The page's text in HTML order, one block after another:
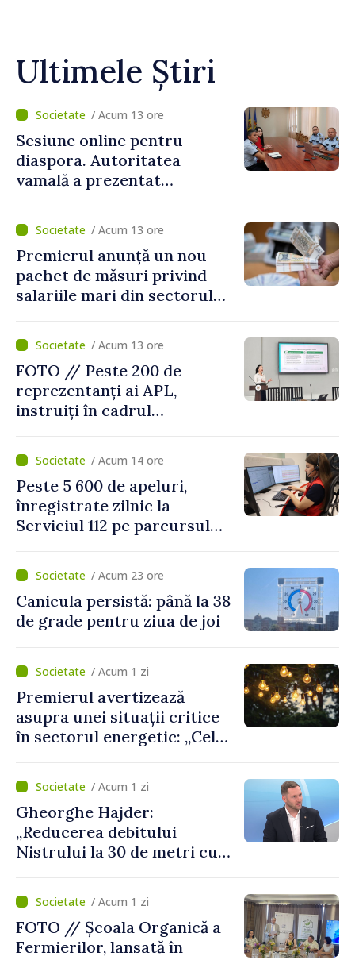
Ultimele Știri
/ Acum 13 ore
Sesiune online pentru
diaspora. Autoritatea
vamală a prezentat
revenirea în țară
/ Acum 13 ore
Premierul anunță un nou
pachet de măsuri privind
salariile mari din sectorul
/ Acum 13 ore
FOTO // Peste 200 de
reprezentanți ai APL,
instruiți în cadrul
Mediu privind aplicarea a
două regulamente din
domeniu
/ Acum 14 ore
Peste 5 600 de apeluri,
înregistrate zilnic la
Serviciul 112 pe parcursul
cetățeni au solicitat
ambulanța/ Acum 23 ore
Canicula persistă: până la 38
de grade pentru ziua de joi
/ Acum 1 zi
Premierul avertizează
asupra unei situații critice
în sectorul energetic: „Cel
putea cumpăra nici curent
de avarie”/ Acum 1 zi
Gheorghe Hajder:
„Reducerea debitului
Nistrului la 30 de metri cubi
„catastrofă naturală”
/ Acum 1 zi
FOTO // Școala Organică a
Fermierilor, lansată în